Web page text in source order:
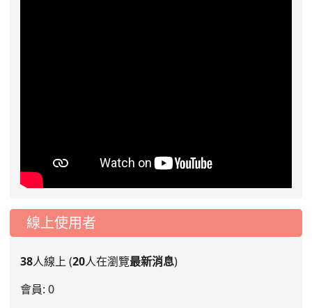
線上使用者
38人線上 (20人在瀏覽最新消息)
會員: 0